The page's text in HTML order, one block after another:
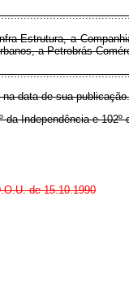
Estrutura, a
a Petrobrás
data de sua publicação.
Independência e 102º
de 15.10.1990